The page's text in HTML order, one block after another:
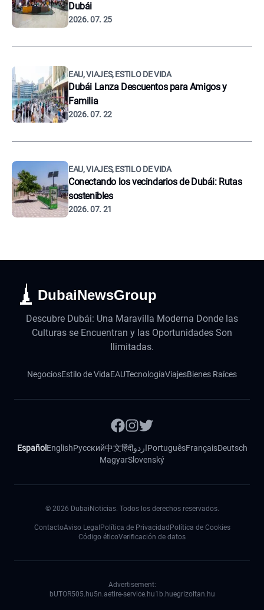
Dubái
2026. 07. 25
EAU, VIAJES, ESTILO DE VIDA
Dubái Lanza Descuentos para Amigos y
Familia
2026. 07. 22
EAU, VIAJES, ESTILO DE VIDA
Conectando los vecindarios de Dubái: Rutas
sostenibles
2026. 07. 21
DubaiNewsGroup
Descubre Dubái: Una Maravilla Moderna Donde las
Culturas se Encuentran y las Oportunidades Son
Ilimitadas.
NegociosEstilo de VidaEAUTecnologíaViajesBienes Raíces
Español EnglishРусский中文हिंदीاردوPortuguêsFrançaisDeutsch
MagyarSlovenský
© 2026 DubaiNoticias. Todos los derechos reservados.
ContactoAviso Legal Política de Privacidad Política de Cookies
Código éticoVerificación de datos
Advertisement:
bUTOR505.hu5n.aetire-service.hu1b.huegrizoltan.hu